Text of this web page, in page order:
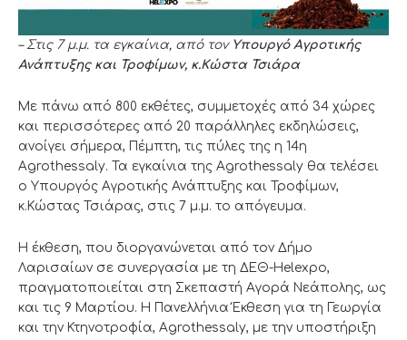
– Στις 7 μ.μ. τα εγκαίνια, από τον Υπουργό Αγροτικής
Ανάπτυξης και Τροφίμων, κ.Κώστα Τσιάρα
Με πάνω από 800 εκθέτες, συμμετοχές από 34 χώρες
και περισσότερες από 20 παράλληλες εκδηλώσεις,
ανοίγει σήμερα, Πέμπτη, τις πύλες της η 14η
Agrothessaly. Τα εγκαίνια της Agrothessaly θα τελέσει
ο Υπουργός Αγροτικής Ανάπτυξης και Τροφίμων,
κ.Κώστας Τσιάρας, στις 7 μ.μ. το απόγευμα.
Η έκθεση, που διοργανώνεται από τον Δήμο
Λαρισαίων σε συνεργασία με τη ΔΕΘ-Helexpo,
πραγματοποιείται στη Σκεπαστή Αγορά Νεάπολης, ως
και τις 9 Μαρτίου. Η Πανελλήνια Έκθεση για τη Γεωργία
και την Κτηνοτροφία, Agrothessaly, με την υποστήριξη